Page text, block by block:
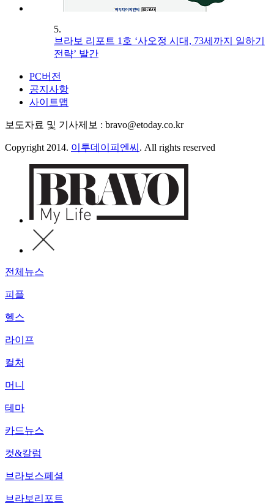
5.
브라보 리포트 1호 ‘사오정 시대, 73세까지 일하기
전략’ 발간
PC버전
공지사항
사이트맵
보도자료 및 기사제보 : bravo@etoday.co.kr
Copyright 2014. 이투데이피엔씨 . All rights reserved
전체뉴스
피플
헬스
라이프
컬처
머니
테마
카드뉴스
컷&칼럼
브라보스페셜
브라보리포트